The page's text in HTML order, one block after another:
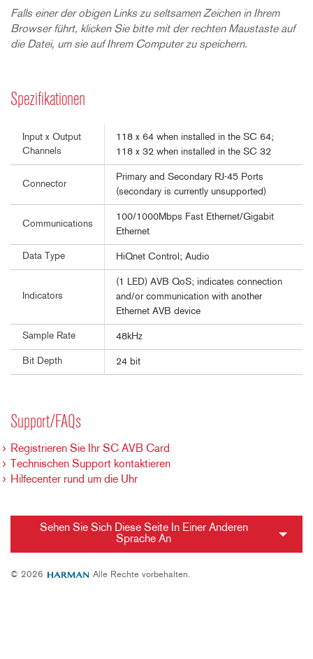
Falls einer der obigen Links zu seltsamen Zeichen in Ihrem
Browser führt, klicken Sie bitte mit der rechten Maustaste auf
die Datei, um sie auf Ihrem Computer zu speichern.
Spezifikationen
Input x Output
Channels
118 x 64 when installed in the SC 64;
118 x 32 when installed in the SC 32
Connector
Primary and Secondary RJ-45 Ports
(secondary is currently unsupported)
Communications
100/1000Mbps Fast Ethernet/Gigabit
Ethernet
Data Type HiQnet Control; Audio
Indicators
(1 LED) AVB QoS; indicates connection
and/or communication with another
Ethernet AVB device
Sample Rate 48kHz
Bit Depth 24 bit
Support/FAQs
Registrieren Sie Ihr SC AVB Card
Technischen Support kontaktieren
Hilfecenter rund um die Uhr
Sehen Sie Sich Diese Seite In Einer Anderen
Sprache An
© 2026 Alle Rechte vorbehalten.